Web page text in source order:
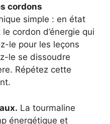
cordons
simple : en état
cordon d’énergie qui
le pour les leçons
le se dissoudre
Répétez cette
La tourmaline
énergétique et